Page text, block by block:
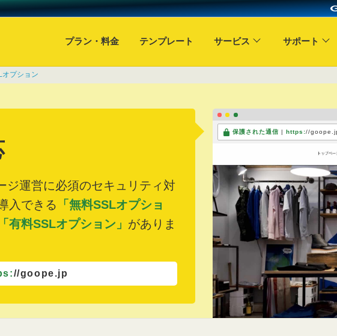
プラン・料金 テンプレート サービス サポート
オプション
ジ運営に必須のセキュリティ対
入できる 「無料SSLオプショ
「有料SSLオプション」 がありま
//goope.jp
保護された通信 |https://